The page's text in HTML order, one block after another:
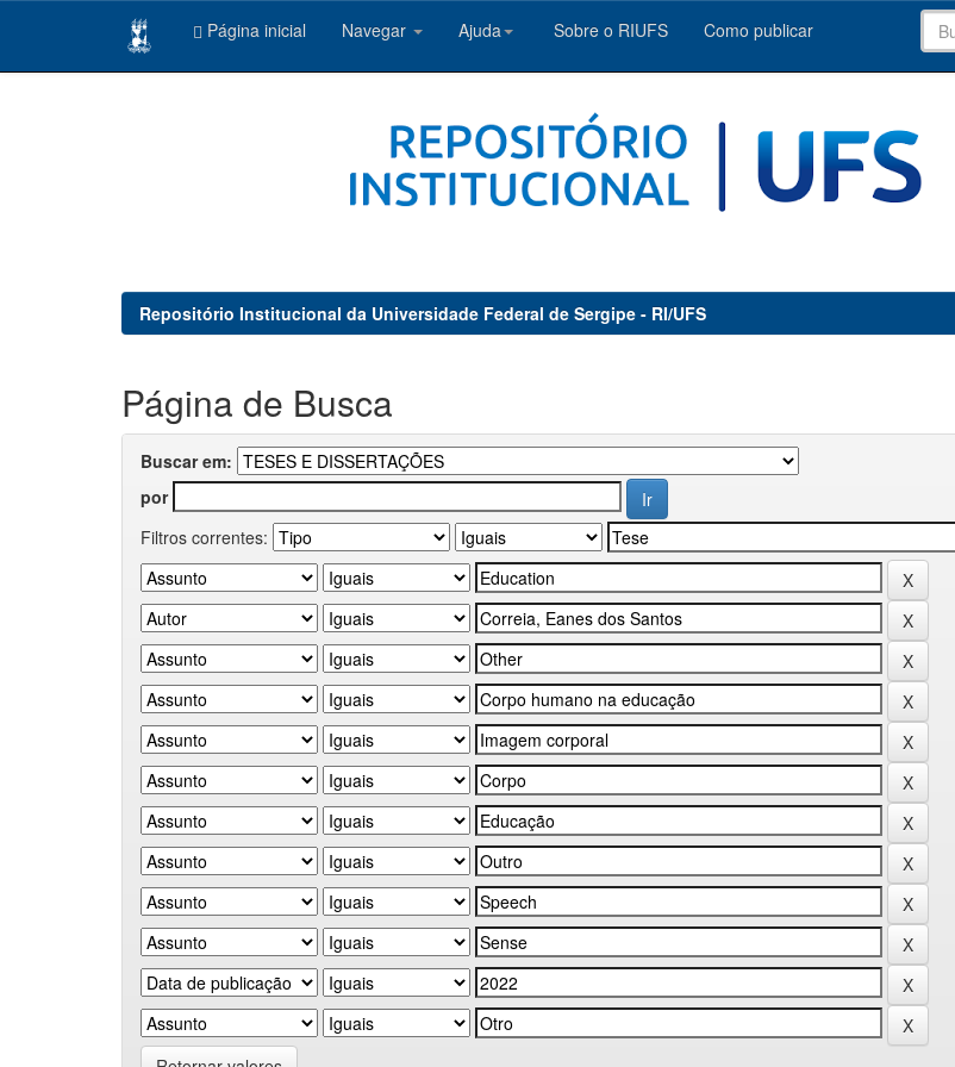
Página inicial Navegar Ajuda Sobre o RIUFS Como publicar
Repositório Institucional da Universidade Federal de Sergipe - RI/UFS
Página de Busca
Buscar em:
por
Filtros correntes: